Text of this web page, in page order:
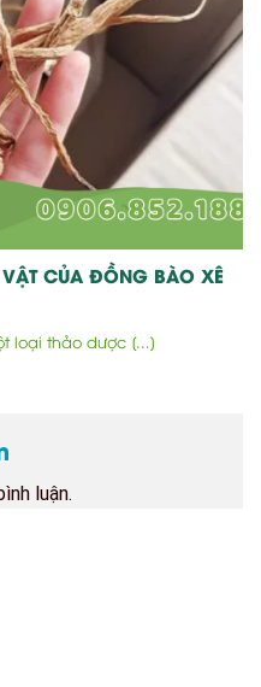
CỦA ĐỒNG BÀO XÊ
loại thảo dược [...]
luận.